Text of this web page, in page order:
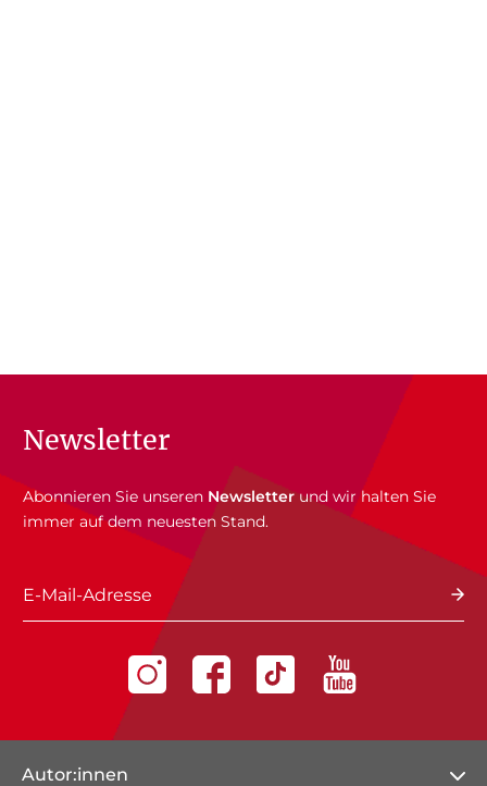
Newsletter
Abonnieren Sie unseren Newsletterund wir halten Sie
immer auf dem neuesten Stand.
E-Mail-Adresse
Autor:innen